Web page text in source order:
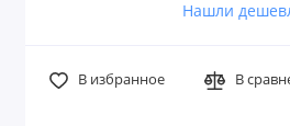
Нашли
В избранное В